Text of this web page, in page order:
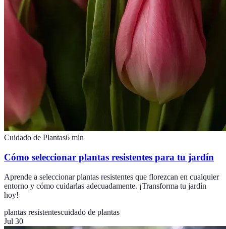
Cuidado de Plantas6 min
Cómo seleccionar plantas resistentes para tu jardín
Aprende a seleccionar plantas resistentes que florezcan en cualquier
entorno y cómo cuidarlas adecuadamente. ¡Transforma tu jardín
hoy!
plantas resistentescuidado de plantas
Jul 30